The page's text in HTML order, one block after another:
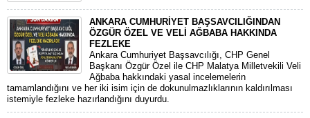
ANKARA CUMHURİYET BAŞSAVCILIĞINDAN
ÖZGÜR ÖZEL VE VELİ AĞBABA HAKKINDA
FEZLEKE
​Ankara Cumhuriyet Başsavcılığı, CHP Genel
Başkanı Özgür Özel ile CHP Malatya Milletvekili Veli
Ağbaba hakkındaki yasal incelemelerin
tamamlandığını ve her iki isim için de dokunulmazlıklarının kaldırılması
istemiyle fezleke hazırlandığını duyurdu.